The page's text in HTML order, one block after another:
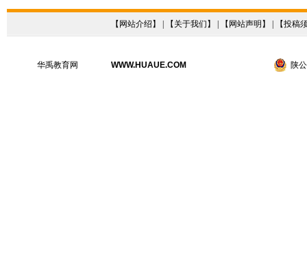
【 网站介绍 】 | 【 关于我们 】 | 【 网站声明 】 | 【投稿
华禹教育网 WWW.HUAUE.COM 陕